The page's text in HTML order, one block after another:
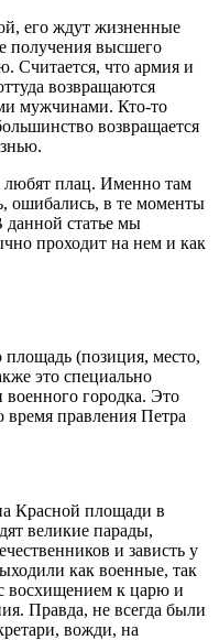
его ждут жизненные
получения высшего
Считается, что армия и
возвращаются
мужчинами. Кто-то
возвращается
плац. Именно там
ошибались, в те моменты
статье мы
проходит на нем и как
площадь (позиция, место,
это специально
военного городка. Это
правления Петра
Красной площади в
великие парады,
и зависть у
как военные, так
восхищением к царю и
Правда, не всегда были
вожди, на